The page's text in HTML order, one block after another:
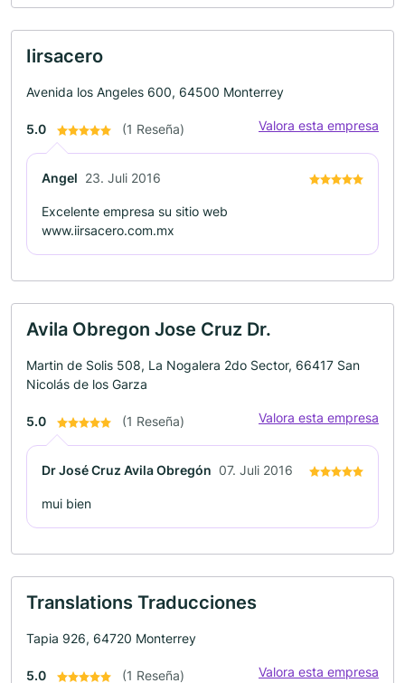
Iirsacero
Avenida los Angeles 600, 64500 Monterrey
5.0 (1 Reseña) Valora esta empresa
Angel 23. Juli 2016
Excelente empresa su sitio web
www.iirsacero.com.mx
Avila Obregon Jose Cruz Dr.
Martin de Solis 508, La Nogalera 2do Sector, 66417 San
Nicolás de los Garza
5.0 (1 Reseña) Valora esta empresa
Dr José Cruz Avila Obregón 07. Juli 2016
mui bien
Translations Traducciones
Tapia 926, 64720 Monterrey
5.0 (1 Reseña) Valora esta empresa